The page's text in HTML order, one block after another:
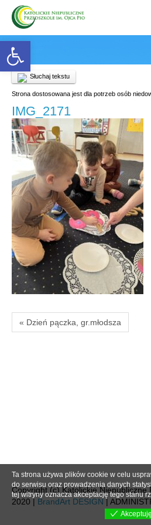
Open toolbar
Słuchaj tekstu
Strona dostosowana jest dla potrzeb osób
IMG_2171
« Dzień pączka, gr.młodsza
Copyright (c) Katolickie Niepubliczne
2020 | BrandArt DESIGN |
Ta strona używa plików cookie w celu
do serwisu oraz prowadzenia danych
tej witryny oznacza akceptację tego stanu
Akceptuję